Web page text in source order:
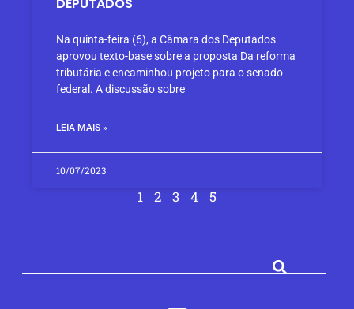
Na quinta-feira (6), a Câmara dos Deputados
aprovou texto-base sobre a proposta Da reforma
tributária e encaminhou projeto para o senado
federal. A discussão sobre
LEIA MAIS »
10/07/2023
1 2 3 4 5